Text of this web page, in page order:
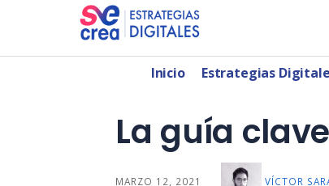
SeCrea Estrategias Digitales |
Inicio Estrategias
La guía
MARZO 12, 2021 VÍCTOR